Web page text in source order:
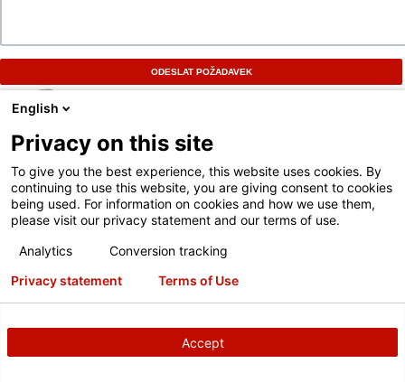
ODESLAT POŽADAVEK
English
Privacy on this site
To give you the best experience, this website uses cookies. By
continuing to use this website, you are giving consent to cookies
being used. For information on cookies and how we use them,
please visit our privacy statement and our terms of use.
Analytics
Conversion tracking
Accept
Privacy statement Terms of Use